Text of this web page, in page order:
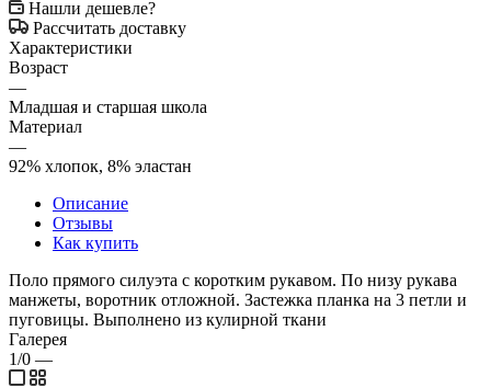
Нашли дешевле?
Рассчитать доставку
Характеристики
Возраст
—
Младшая и старшая школа
Материал
—
92% хлопок, 8% эластан
Описание
Отзывы
Как купить
Поло прямого силуэта с коротким рукавом. По низу рукава
манжеты, воротник отложной. Застежка планка на 3 петли и
пуговицы. Выполнено из кулирной ткани
Галерея
1/0 —